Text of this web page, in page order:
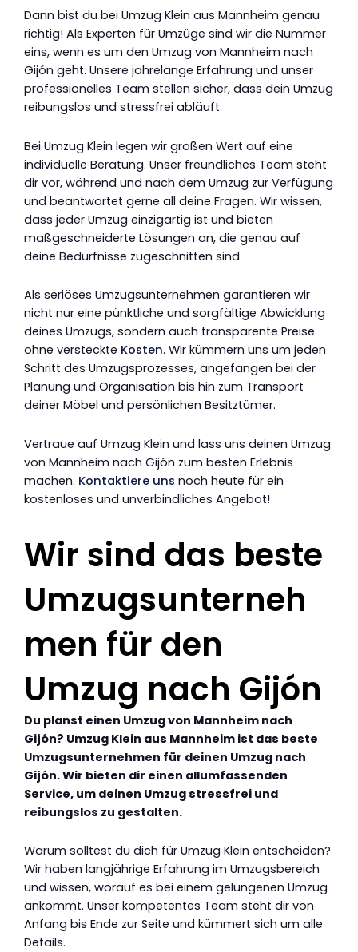
Dann bist du bei Umzug Klein aus Mannheim genau
richtig! Als Experten für Umzüge sind wir die Nummer
eins, wenn es um den Umzug von Mannheim nach
Gijón geht. Unsere jahrelange Erfahrung und unser
professionelles Team stellen sicher, dass dein Umzug
reibungslos und stressfrei abläuft.
Bei Umzug Klein legen wir großen Wert auf eine
individuelle Beratung. Unser freundliches Team steht
dir vor, während und nach dem Umzug zur Verfügung
und beantwortet gerne all deine Fragen. Wir wissen,
dass jeder Umzug einzigartig ist und bieten
maßgeschneiderte Lösungen an, die genau auf
deine Bedürfnisse zugeschnitten sind.
Als seriöses Umzugsunternehmen garantieren wir
nicht nur eine pünktliche und sorgfältige Abwicklung
deines Umzugs, sondern auch transparente Preise
ohne versteckte Kosten. Wir kümmern uns um jeden
Schritt des Umzugsprozesses, angefangen bei der
Planung und Organisation bis hin zum Transport
deiner Möbel und persönlichen Besitztümer.
Vertraue auf Umzug Klein und lass uns deinen Umzug
von Mannheim nach Gijón zum besten Erlebnis
machen. Kontaktiere uns noch heute für ein
kostenloses und unverbindliches Angebot!
Wir sind das beste
Umzugsunterneh
men für den
Umzug nach Gijón
Du planst einen Umzug von Mannheim nach
Gijón? Umzug Klein aus Mannheim ist das beste
Umzugsunternehmen für deinen Umzug nach
Gijón. Wir bieten dir einen allumfassenden
Service, um deinen Umzug stressfrei und
reibungslos zu gestalten.
Warum solltest du dich für Umzug Klein entscheiden?
Wir haben langjährige Erfahrung im Umzugsbereich
und wissen, worauf es bei einem gelungenen Umzug
ankommt. Unser kompetentes Team steht dir von
Anfang bis Ende zur Seite und kümmert sich um alle
Details.